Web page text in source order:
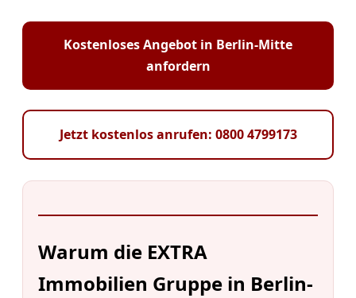
Kostenloses Angebot in Berlin-Mitte
anfordern
Jetzt kostenlos anrufen: 0800 4799173
Warum die EXTRA
Immobilien Gruppe in Berlin-